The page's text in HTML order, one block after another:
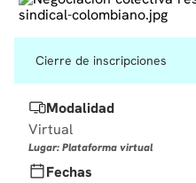
10. marketing
Cierre de inscripciones
Modalidad
Virtual
Lugar: Plataforma virtual
Fechas